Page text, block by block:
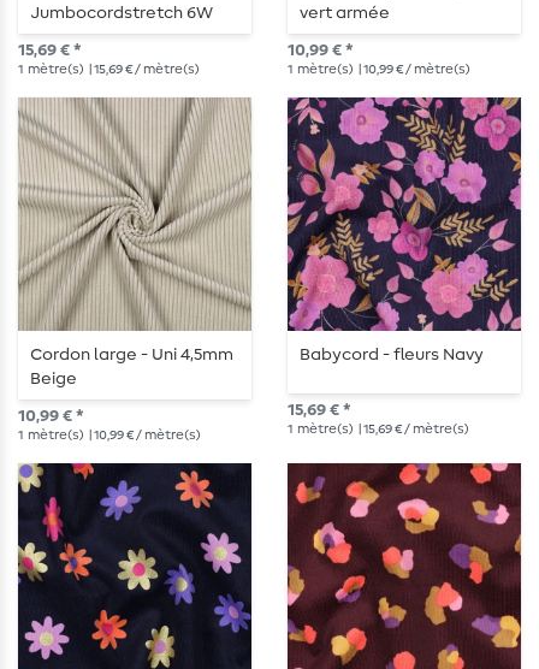
Jumbocordstretch 6W
Kaki
15,69 € *
1 mètre(s) | 15,69 € / mètre(s)
vert armée
10,99 € *
1 mètre(s) | 10,99 € / mètre(s)
Cordon large - Uni 4,5mm
Beige
10,99 € *
1 mètre(s) | 10,99 € / mètre(s)
Babycord - fleurs Navy
15,69 € *
1 mètre(s) | 15,69 € / mètre(s)